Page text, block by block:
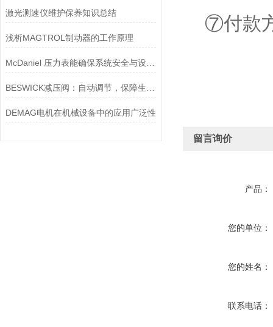
激光测速仪维护保养知识总结
浅析MAGTROL制动器的工作原理
McDaniel 压力表能确保系统安全与设备寿命延长
DEMAG电机在机械设备中的应用广泛性
⑦付款
留言询价
产品：
您的单位：
您的姓名：
联系电话：